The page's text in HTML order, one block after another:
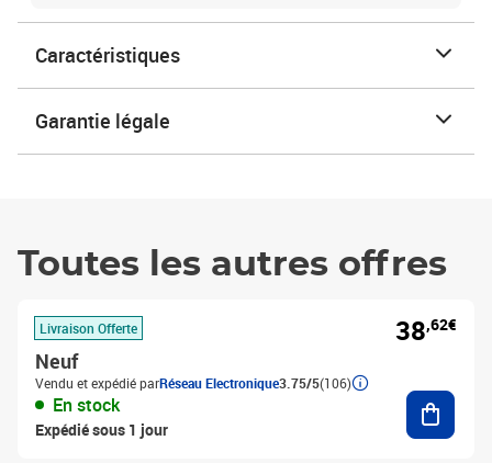
Caractéristiques
Garantie légale
Toutes les autres offres
Livraison Offerte
Neuf
Vendu et expédié parRéseau Electronique3.75/5(106)
En stock
Expédié sous 1 jour
38,62€